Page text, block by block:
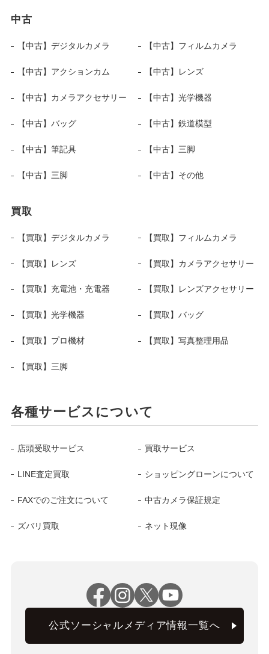
中古
【中古】デジタルカメラ 【中古】フィルムカメラ
【中古】アクションカム 【中古】レンズ
【中古】カメラアクセサリー 【中古】光学機器
【中古】バッグ 【中古】鉄道模型
【中古】筆記具 【中古】三脚
【中古】三脚 【中古】その他
買取
【買取】デジタルカメラ 【買取】フィルムカメラ
【買取】レンズ 【買取】カメラアクセサリー
【買取】充電池・充電器 【買取】レンズアクセサリー
【買取】光学機器 【買取】バッグ
【買取】プロ機材 【買取】写真整理用品
【買取】三脚
各種サービスについて
店頭受取サービス 買取サービス
LINE査定買取 ショッピングローンについて
FAXでのご注文について 中古カメラ保証規定
ズバリ買取 ネット現像
公式ソーシャルメディア情報一覧へ